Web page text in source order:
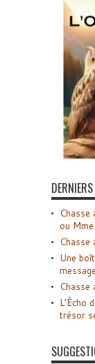
ou Mme
Chasse
Une
Chasse
L’Écho
trésor